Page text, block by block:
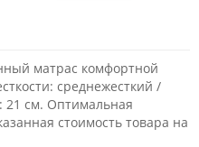
матрас комфортной
среднежесткий /
21 см. Оптимальная
стоимость товара на